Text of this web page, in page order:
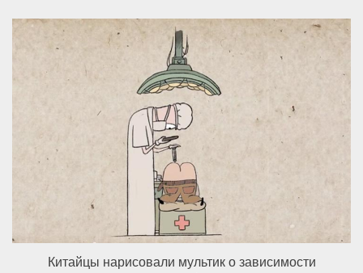
Китайцы нарисовали мультик о зависимости